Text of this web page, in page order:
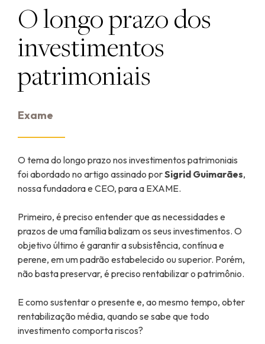
O longo prazo dos
investimentos
patrimoniais
Exame
O tema do longo prazo nos investimentos patrimoniais
foi abordado no artigo assinado porSigrid Guimarães,
nossa fundadora e CEO, para a EXAME.
Primeiro, é preciso entender que as necessidades e
prazos de uma família balizam os seus investimentos. O
objetivo último é garantir a subsistência, contínua e
perene, em um padrão estabelecido ou superior. Porém,
não basta preservar, é preciso rentabilizar o patrimônio.
E como sustentar o presente e, ao mesmo tempo, obter
rentabilização média, quando se sabe que todo
investimento comporta riscos?